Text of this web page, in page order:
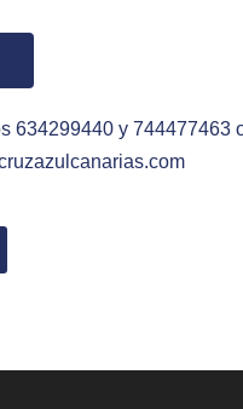
634299440 y 744477463